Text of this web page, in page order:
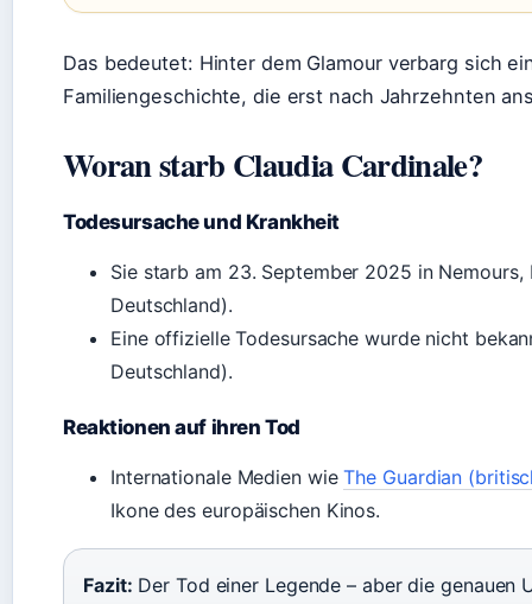
Das bedeutet: Hinter dem Glamour verbarg sich
Familiengeschichte, die erst nach Jahrzehnten
Woran starb Claudia Cardinale?
Todesursache und Krankheit
Sie starb am 23. September 2025 in Nemours,
Deutschland).
Eine offizielle Todesursache wurde nicht
Deutschland).
Reaktionen auf ihren Tod
Internationale Medien wieThe Guardian
Ikone des europäischen Kinos.
Fazit: Der Tod einer Legende – aber die genauen